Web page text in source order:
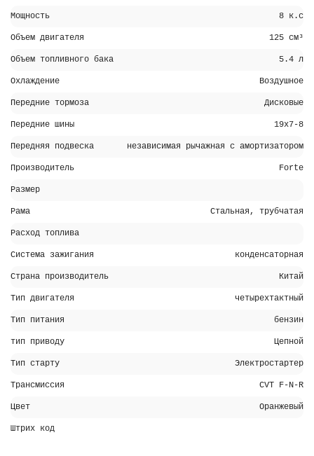
Мощность 8 к.с
Объем двигателя 125 см³
Объем топливного бака 5.4 л
Охлаждение Воздушное
Передние тормоза Дисковые
Передние шины 19х7-8
Передняя подвеска независимая рычажная с амортизатором
Производитель Forte
Размер
Рама Стальная, трубчатая
Расход топлива
Система зажигания конденсаторная
Страна производитель Китай
Тип двигателя четырехтактный
Тип питания бензин
тип приводу Цепной
Тип старту Электростартер
Трансмиссия CVT F-N-R
Цвет Оранжевый
Штрих код